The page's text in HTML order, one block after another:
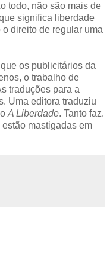
todo, não são mais de
significa liberdade
direito de regular uma
os publicitários da
o trabalho de
traduções para a
Uma editora traduziu
A Liberdade. Tanto faz.
mastigadas em